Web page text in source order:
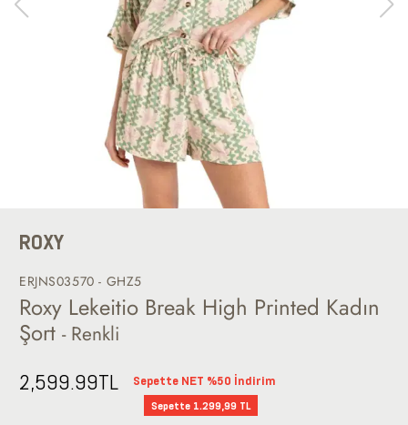
ROXY
ERJNS03570 - GHZ5
Roxy Lekeitio Break High Printed Kadın
Şort - Renkli
2,599.99TL Sepette NET %50 İndirim
Sepette 1.299,99 TL